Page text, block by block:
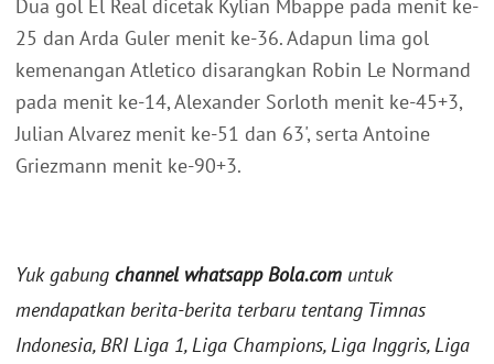
Dua gol El Real dicetak Kylian Mbappe pada menit ke-
25 dan Arda Guler menit ke-36. Adapun lima gol
kemenangan Atletico disarangkan Robin Le Normand
pada menit ke-14, Alexander Sorloth menit ke-45+3,
Julian Alvarez menit ke-51 dan 63', serta Antoine
Griezmann menit ke-90+3.
Yuk gabung channel whatsapp Bola.com untuk
mendapatkan berita-berita terbaru tentang Timnas
Indonesia, BRI Liga 1, Liga Champions, Liga Inggris, Liga